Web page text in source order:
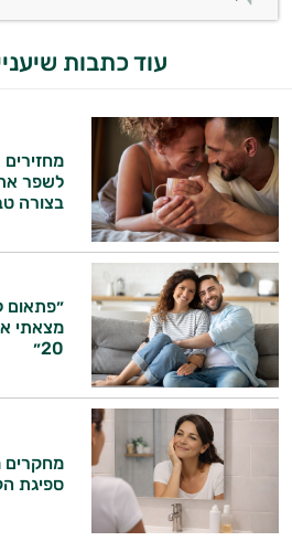
עוד כתבות
לשפר
בצורה
״פתאום
מצאתי
20״
מחקרים
ספיגת
היי,
אני יועץ הבריאות האישי AI של טבע בריא.
התשובות שלי מבוססות על
וספרות מקצועית בתחומי